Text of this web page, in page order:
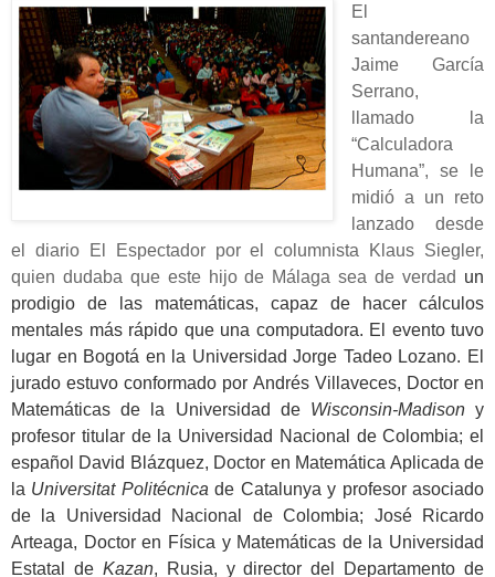
El
santandereano
Jaime García
Serrano,
llamado la
“Calculadora
Humana”, se le
midió a un reto
lanzado desde
el diario El Espectador por el columnista Klaus Siegler,
quien dudaba que este hijo de Málaga sea de verdad un
prodigio de las matemáticas, capaz de hacer cálculos
mentales más rápido que una computadora. El evento tuvo
lugar en Bogotá en la Universidad Jorge Tadeo Lozano. El
jurado estuvo conformado por Andrés Villaveces, Doctor en
Matemáticas de la Universidad de
Wisconsin-Madison y
profesor titular de la Universidad Nacional de Colombia; el
español David Blázquez, Doctor en Matemática Aplicada de
la Universitat Politécnica de Catalunya y profesor asociado
de la Universidad Nacional de Colombia; José Ricardo
Arteaga, Doctor en Física y Matemáticas de la Universidad
Estatal de Kazan, Rusia, y director del Departamento de